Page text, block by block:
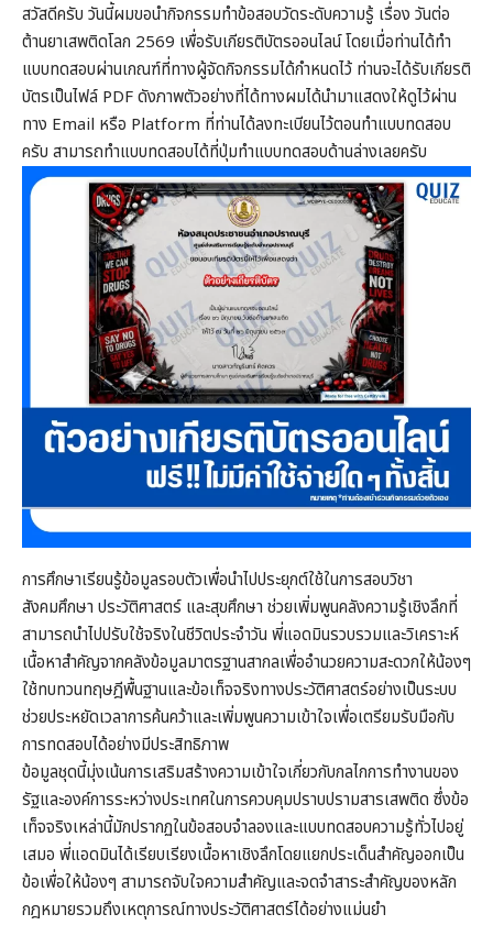
สวัสดีครับ วันนี้ผมขอนำกิจกรรมทำข้อสอบวัดระดับความรู้ เรื่อง วันต่อ
ต้านยาเสพติดโลก 2569 เพื่อรับเกียรติบัตรออนไลน์ โดยเมื่อท่านได้ทำ
แบบทดสอบผ่านเกณฑ์ที่ทางผู้จัดกิจกรรมได้กำหนดไว้ ท่านจะได้รับเกียรติ
บัตรเป็นไฟล์ PDF ดังภาพตัวอย่างที่ได้ทางผมได้นำมาแสดงให้ดูไว้ผ่าน
ทาง Email หรือ Platform ที่ท่านได้ลงทะเบียนไว้ตอนทำแบบทดสอบ
ครับ สามารถทำแบบทดสอบได้ที่ปุ่มทำแบบทดสอบด้านล่างเลยครับ
การศึกษาเรียนรู้ข้อมูลรอบตัวเพื่อนำไปประยุกต์ใช้ในการสอบวิชา
สังคมศึกษา ประวัติศาสตร์ และสุขศึกษา ช่วยเพิ่มพูนคลังความรู้เชิงลึกที่
สามารถนำไปปรับใช้จริงในชีวิตประจำวัน พี่แอดมินรวบรวมและวิเคราะห์
เนื้อหาสำคัญจากคลังข้อมูลมาตรฐานสากลเพื่ออำนวยความสะดวกให้น้องๆ
ใช้ทบทวนทฤษฎีพื้นฐานและข้อเท็จจริงทางประวัติศาสตร์อย่างเป็นระบบ
ช่วยประหยัดเวลาการค้นคว้าและเพิ่มพูนความเข้าใจเพื่อเตรียมรับมือกับ
การทดสอบได้อย่างมีประสิทธิภาพ
ข้อมูลชุดนี้มุ่งเน้นการเสริมสร้างความเข้าใจเกี่ยวกับกลไกการทำงานของ
รัฐและองค์การระหว่างประเทศในการควบคุมปราบปรามสารเสพติด ซึ่งข้อ
เท็จจริงเหล่านี้มักปรากฏในข้อสอบจำลองและแบบทดสอบความรู้ทั่วไปอยู่
เสมอ พี่แอดมินได้เรียบเรียงเนื้อหาเชิงลึกโดยแยกประเด็นสำคัญออกเป็น
ข้อเพื่อให้น้องๆ สามารถจับใจความสำคัญและจดจำสาระสำคัญของหลัก
กฎหมายรวมถึงเหตุการณ์ทางประวัติศาสตร์ได้อย่างแม่นยำ